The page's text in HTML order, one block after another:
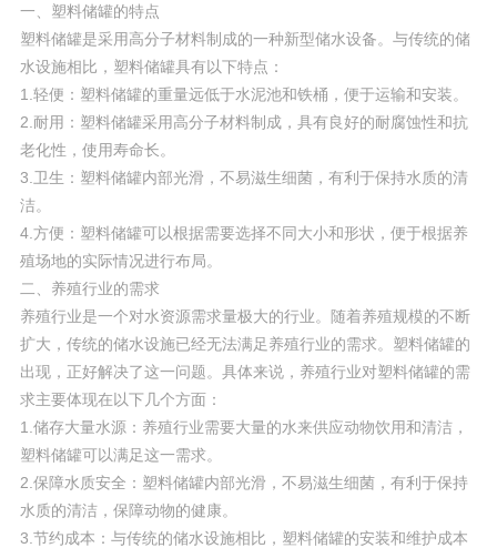
一、塑料储罐的特点
塑料储罐是采用高分子材料制成的一种新型储水设备。与传统的储
水设施相比，塑料储罐具有以下特点：
1.轻便：塑料储罐的重量远低于水泥池和铁桶，便于运输和安装。
2.耐用：塑料储罐采用高分子材料制成，具有良好的耐腐蚀性和抗
老化性，使用寿命长。
3.卫生：塑料储罐内部光滑，不易滋生细菌，有利于保持水质的清
洁。
4.方便：塑料储罐可以根据需要选择不同大小和形状，便于根据养
殖场地的实际情况进行布局。
二、养殖行业的需求
养殖行业是一个对水资源需求量极大的行业。随着养殖规模的不断
扩大，传统的储水设施已经无法满足养殖行业的需求。塑料储罐的
出现，正好解决了这一问题。具体来说，养殖行业对塑料储罐的需
求主要体现在以下几个方面：
1.储存大量水源：养殖行业需要大量的水来供应动物饮用和清洁，
塑料储罐可以满足这一需求。
2.保障水质安全：塑料储罐内部光滑，不易滋生细菌，有利于保持
水质的清洁，保障动物的健康。
3.节约成本：与传统的储水设施相比，塑料储罐的安装和维护成本